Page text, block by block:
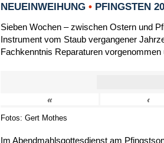
NEUEINWEIHUNG • PFINGSTEN
Sieben Wochen – zwischen Ostern und
Instrument vom Staub vergangener
Fachkenntnis Reparaturen
« ‹
Fotos: Gert Mothes
Im Abendmahlsgottesdienst am